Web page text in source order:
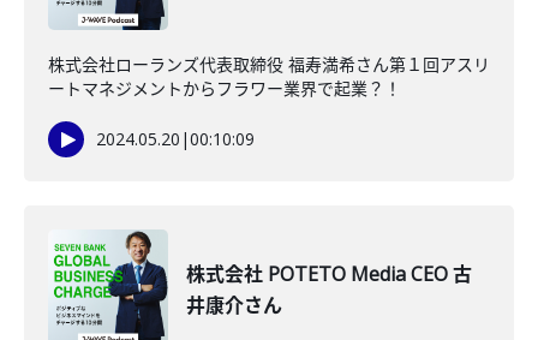
株式会社ローランズ代表取締役 福寿満希さん第１回アスリ
ートマネジメントからフラワー業界で起業？！
2024.05.20 |00:10:09
株式会社 POTETO Media CEO 古
井康介さん